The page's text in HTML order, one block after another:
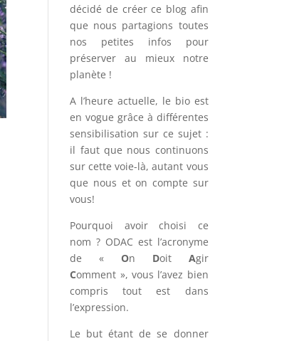
décidé de créer ce blog afin
que nous partagions toutes
nos petites infos pour
préserver au mieux notre
planète !
A l’heure actuelle, le bio est
en vogue grâce à différentes
sensibilisation sur ce sujet :
il faut que nous continuons
sur cette voie-là, autant vous
que nous et on compte sur
vous!
Pourquoi avoir choisi ce
nom ? ODAC est l’acronyme
de « On Doit Agir
Comment », vous l’avez bien
compris tout est dans
l’expression.
Le but étant de se donner